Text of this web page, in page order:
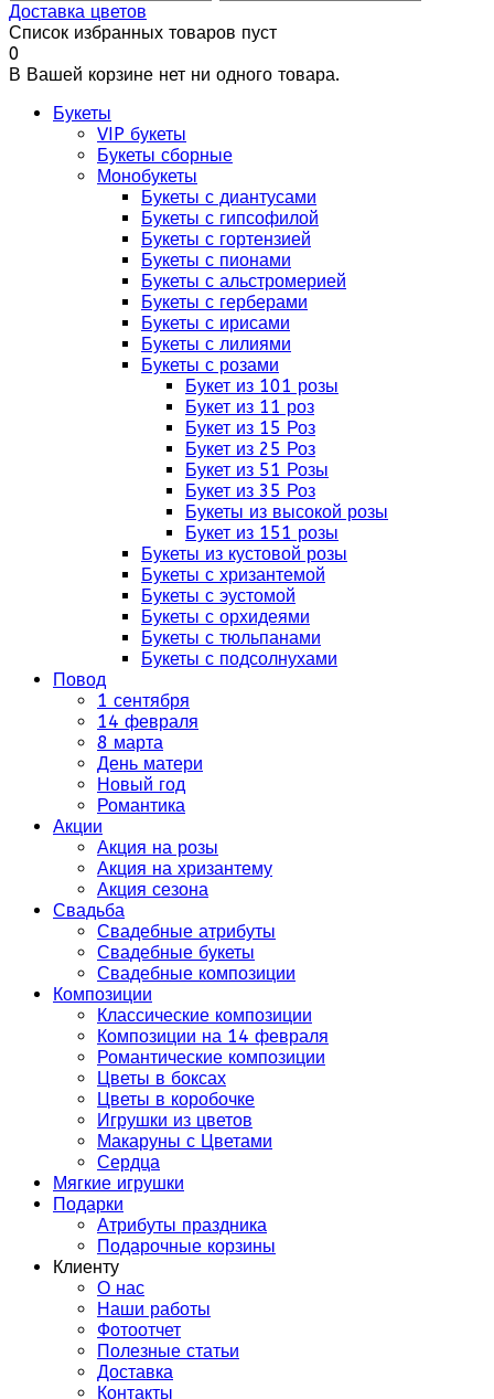
Доставка цветов
Список избранных товаров пуст
0
В Вашей корзине нет ни одного товара.
Букеты
VIP букеты
Букеты сборные
Монобукеты
Букеты с диантусами
Букеты с гипсофилой
Букеты с гортензией
Букеты с пионами
Букеты с альстромерией
Букеты с герберами
Букеты с ирисами
Букеты с лилиями
Букеты с розами
Букет из 101 розы
Букет из 11 роз
Букет из 15 Роз
Букет из 25 Роз
Букет из 51 Розы
Букет из 35 Роз
Букеты из высокой розы
Букет из 151 розы
Букеты из кустовой розы
Букеты с хризантемой
Букеты с эустомой
Букеты с орхидеями
Букеты с тюльпанами
Букеты с подсолнухами
Повод
1 сентября
14 февраля
8 марта
День матери
Новый год
Романтика
Акции
Акция на розы
Акция на хризантему
Акция сезона
Свадьба
Свадебные атрибуты
Свадебные букеты
Свадебные композиции
Композиции
Классические композиции
Композиции на 14 февраля
Романтические композиции
Цветы в боксах
Цветы в коробочке
Игрушки из цветов
Макаруны с Цветами
Сердца
Мягкие игрушки
Подарки
Атрибуты праздника
Подарочные корзины
Клиенту
О нас
Наши работы
Фотоотчет
Полезные статьи
Доставка
Контакты